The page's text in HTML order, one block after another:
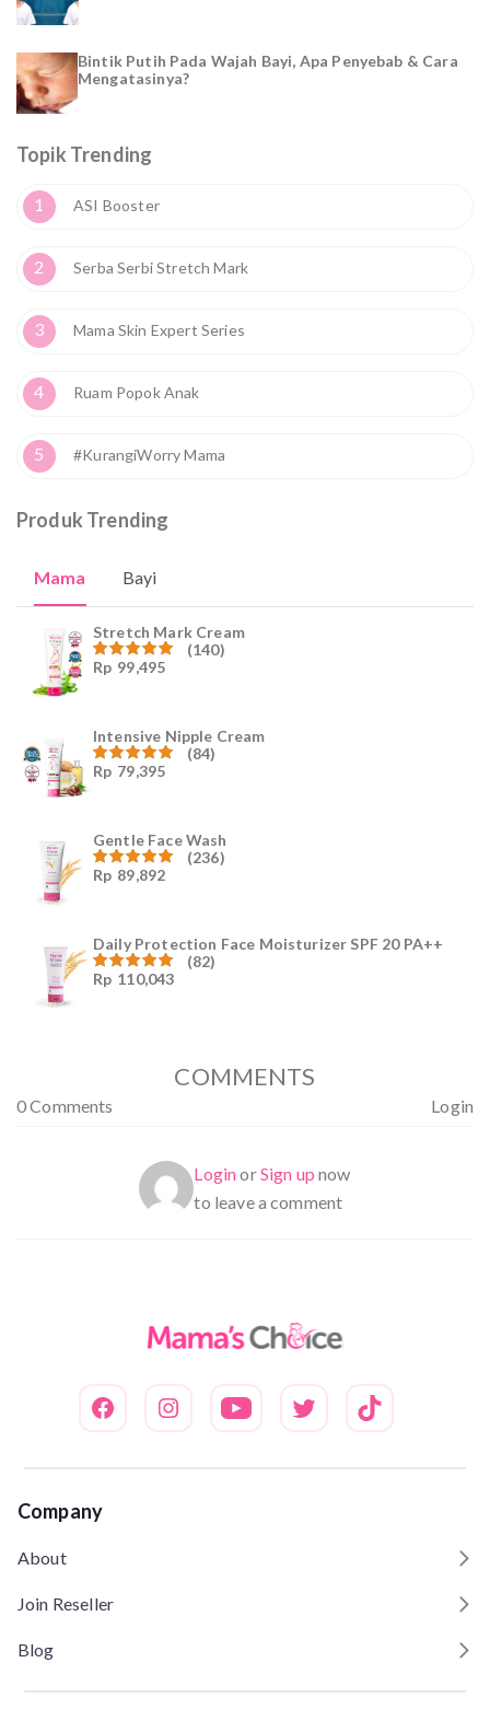
Bintik Putih Pada Wajah Bayi, Apa Penyebab & Cara
Mengatasinya?
Topik Trending
1 ASI Booster
2 Serba Serbi Stretch Mark
3 Mama Skin Expert Series
4 Ruam Popok Anak
5 #KurangiWorry Mama
Produk Trending
Mama Bayi
Stretch Mark Cream
Dinilai
(140)
Rp 99,495
Intensive Nipple Cream
Dinilai
(84)
Rp 79,395
Gentle Face Wash
Dinilai
(236)
Rp 89,892
Daily Protection Face Moisturizer SPF 20 PA++
Dinilai
(82)
Rp 110,043
COMMENTS
0 Comments Login
LoginorSign up now
to leave a comment
Company
About
Join Reseller
Blog